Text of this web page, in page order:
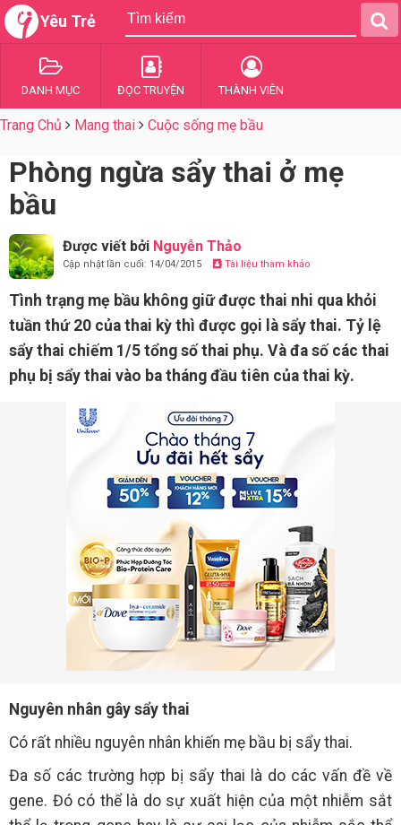
Yêu Trẻ
DANH MỤC ĐỌC TRUYỆN THÀNH VIÊN
Trang Chủ Mang thai Cuộc sống mẹ bầu
Phòng ngừa sẩy thai ở mẹ
bầu
Được viết bởi Nguyễn Thảo
Cập nhật lần cuối: 14/04/2015 Tài liệu tham khảo
Tình trạng mẹ bầu không giữ được thai nhi qua khỏi
tuần thứ 20 của thai kỳ thì được gọi là sẩy thai. Tỷ lệ
sẩy thai chiếm 1/5 tổng số thai phụ. Và đa số các thai
phụ bị sẩy thai vào ba tháng đầu tiên của thai kỳ.
Nguyên nhân gây sẩy thai
Có rất nhiều nguyên nhân khiến mẹ bầu bị sẩy thai.
Đa số các trường hợp bị sẩy thai là do các vấn đề về
gene. Đó có thể là do sự xuất hiện của một nhiễm sắt